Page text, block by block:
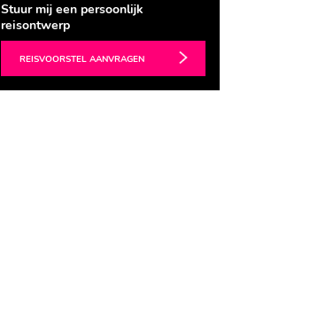
Stuur mij een persoonlijk
reisontwerp
REISVOORSTEL AANVRAGEN